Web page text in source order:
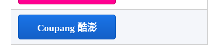
Coupang 酷澎